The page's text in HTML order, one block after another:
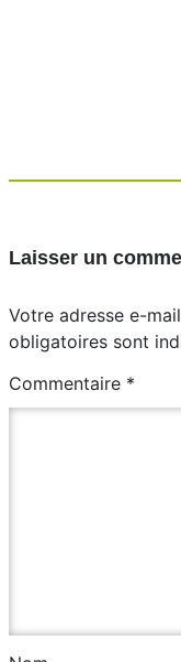
Laisser un
Votre adresse e-
obligatoires sont
Commentaire *